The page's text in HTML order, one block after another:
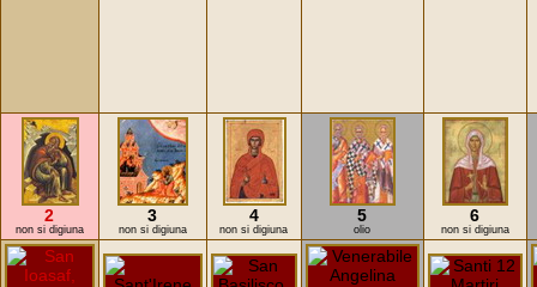
2
non si digiuna
3
non si digiuna
4
non si digiuna
5
olio
6
non si digiuna